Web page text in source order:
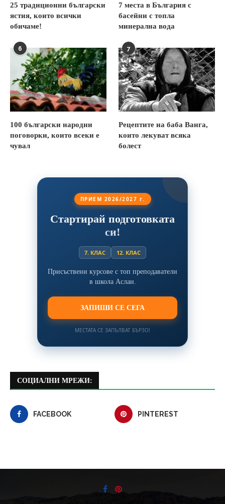
25 традиционни български
ястия, които всички
обичаме!
7 места в България с
басейни с топла
минерална вода
6
100 български народни
поговорки, които всеки е
чувал
7
Рецептите на баба Ванга,
които лекуват всяка
болест
ПРИЕМ 2026/2027 г.
Стартирай подготовката
си!
7. КЛАС 12. КЛАС
Присъствени курсове с топ преподаватели
в школа Аслан.
ЗАПИШИ СЕ СЕГА
МЕСТАТА СЕ ЗАПЪЛВАТ БЪРЗО!
СОЦИАЛНИ МРЕЖИ:
FACEBOOK PINTEREST